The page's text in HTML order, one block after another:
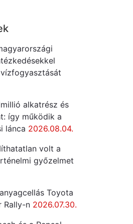
alkatrész és
így működik a
lánca 2026.08.04.
volt a
győzelmet
Toyota
Rally-n 2026.07.30.